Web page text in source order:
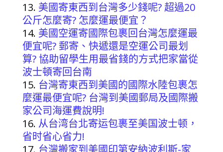
美國寄東西到台灣多少錢呢? 超過20
公斤怎麼寄? 怎麼運最便宜？
美國空運寄國際包裹回台灣怎麼運最
便宜呢? 郵寄、快遞還是空運公司最划
算? 協助留學生用最省錢的方式把家當從
波士頓寄回台南
台灣寄東西到美國的國際水陸包裹怎
麼運最便宜呢? 台灣到美國郵局及國際搬
家公司海運費說明!
从台湾台北寄运包裹至美国波士顿，
省时省心省力!
台灣搬家到美國印第安納波利斯-家